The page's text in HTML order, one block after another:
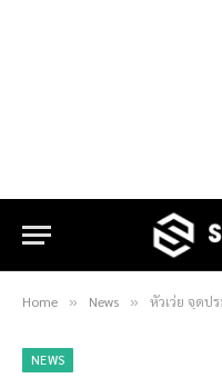
Home » News » หัวเว่ย จุดประกายบทใหม่แห่งเ
NEWS